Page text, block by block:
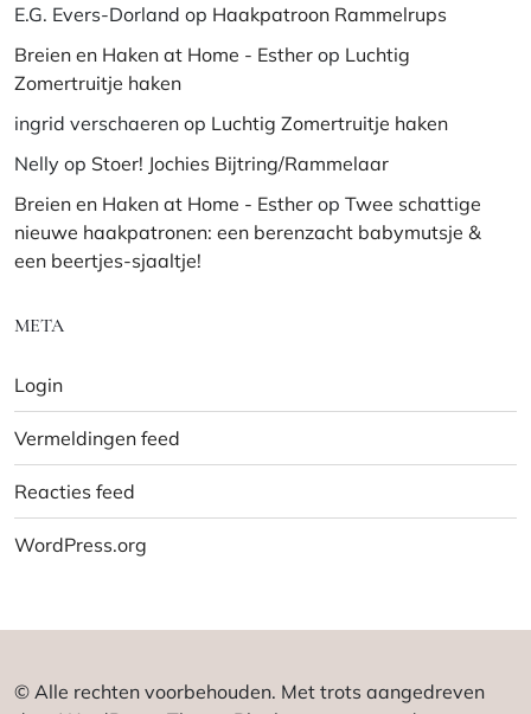
E.G. Evers-Dorland op Haakpatroon Rammelrups
Breien en Haken at Home - Esther op Luchtig
Zomertruitje haken
ingrid verschaeren op Luchtig Zomertruitje haken
Nelly op Stoer! Jochies Bijtring/Rammelaar
Breien en Haken at Home - Esther op Twee schattige
nieuwe haakpatronen: een berenzacht babymutsje &
een beertjes-sjaaltje!
META
Login
Vermeldingen feed
Reacties feed
WordPress.org
© Alle rechten voorbehouden. Met trots aangedreven